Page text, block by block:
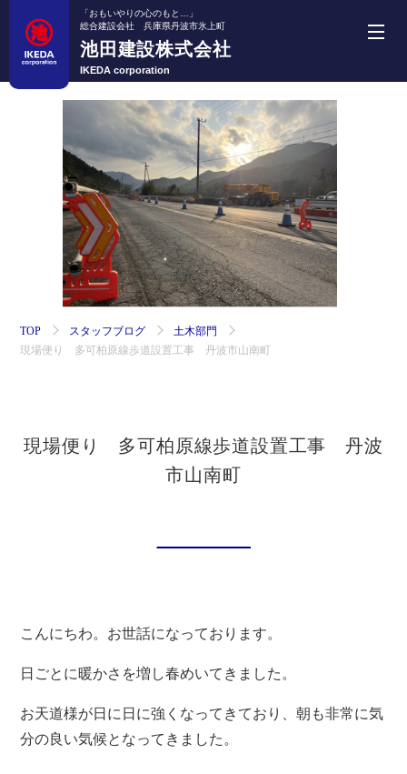
「おもいやりの心のもと…」
総合建設会社 兵庫県丹波市氷上町
池田建設株式会社
IKEDA corporation
TOP スタッフブログ
土木部門
現場便り 多可柏原線歩道設置工事 丹波市山南町
現場便り 多可柏原線歩道設置工事 丹波
市山南町
こんにちわ。お世話になっております。
日ごとに暖かさを増し春めいてきました。
お天道様が日に日に強くなってきており、朝も非常に気
分の良い気候となってきました。
池田建設株式会社
事業紹介
機械・車両紹介
施工実績
採用情報
お問い合わせ